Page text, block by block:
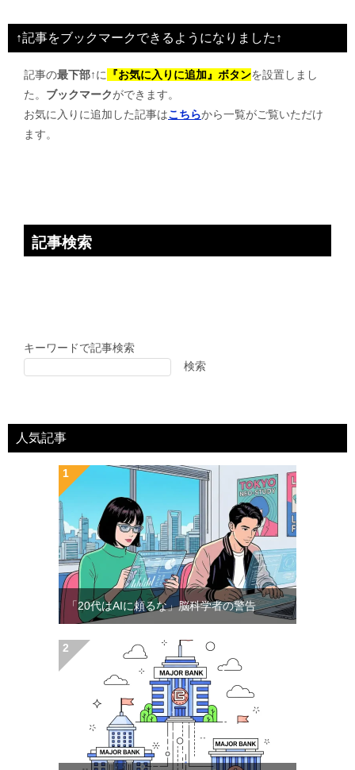
ビ
ゲ
↑記事をブックマークできるようになりました↑
記事の最下部↑に 『お気に入りに追加』ボタンを設置しまし
た。 ブックマークができます。
お気に入りに追加した記事はこちらから一覧がご覧いただけ
ます。
記事検索
キーワードで記事検索
検索
人気記事
「20代はAIに頼るな」脳科学者の警告